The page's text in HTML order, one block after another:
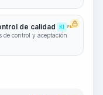
de calidad KI PRO
de control y aceptación